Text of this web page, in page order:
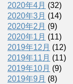
2020年4月 (32)
2020年3月 (14)
2020年2月 (9)
2020年1月 (11)
2019年12月 (12)
2019年11月 (11)
2019年10月 (9)
2019年9月 (8)